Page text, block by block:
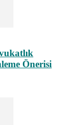
Önerisi